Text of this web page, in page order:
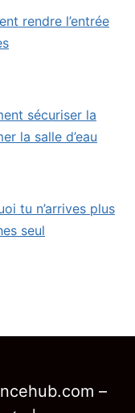
rendre l’entrée
sécuriser la
la salle d’eau
tu n’arrives plus
seul
–